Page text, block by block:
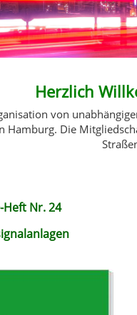
Herzlich
von
Hamburg. Die
Heft Nr. 24